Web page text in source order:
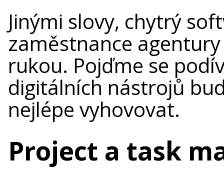
Jinými slovy, chytrý
zaměstnance
rukou. Pojďme se
digitálních nástrojů
nejlépe vyhovovat.
Project a task